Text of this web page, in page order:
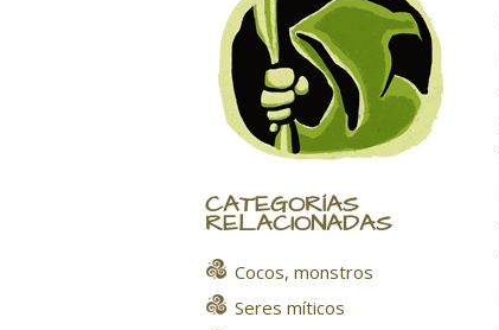
CATEGORÍAS
RELACIONADAS
Cocos, monstros
Seres míticos